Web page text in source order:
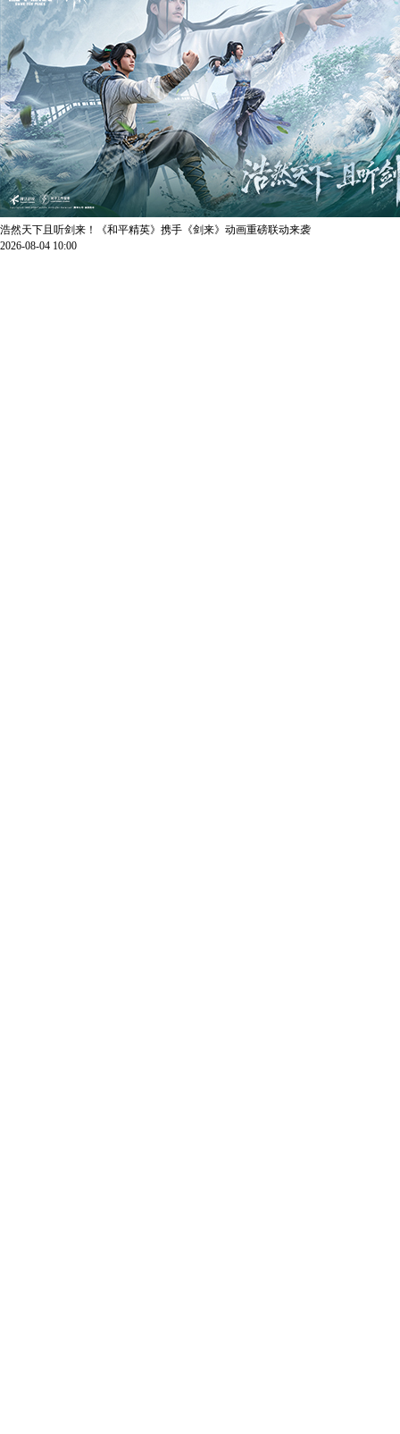
浩然天下且听剑来！《和平精英》携手《剑来》动画重磅联动来袭
2026-08-04 10:00